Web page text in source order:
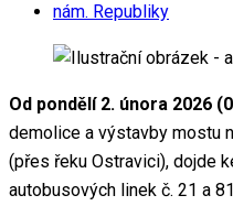
nám. Republiky
Od pondělí 2. února 2026
demolice a výstavby mostu
(přes řeku Ostravici), dojde
autobusových linek č. 21 a